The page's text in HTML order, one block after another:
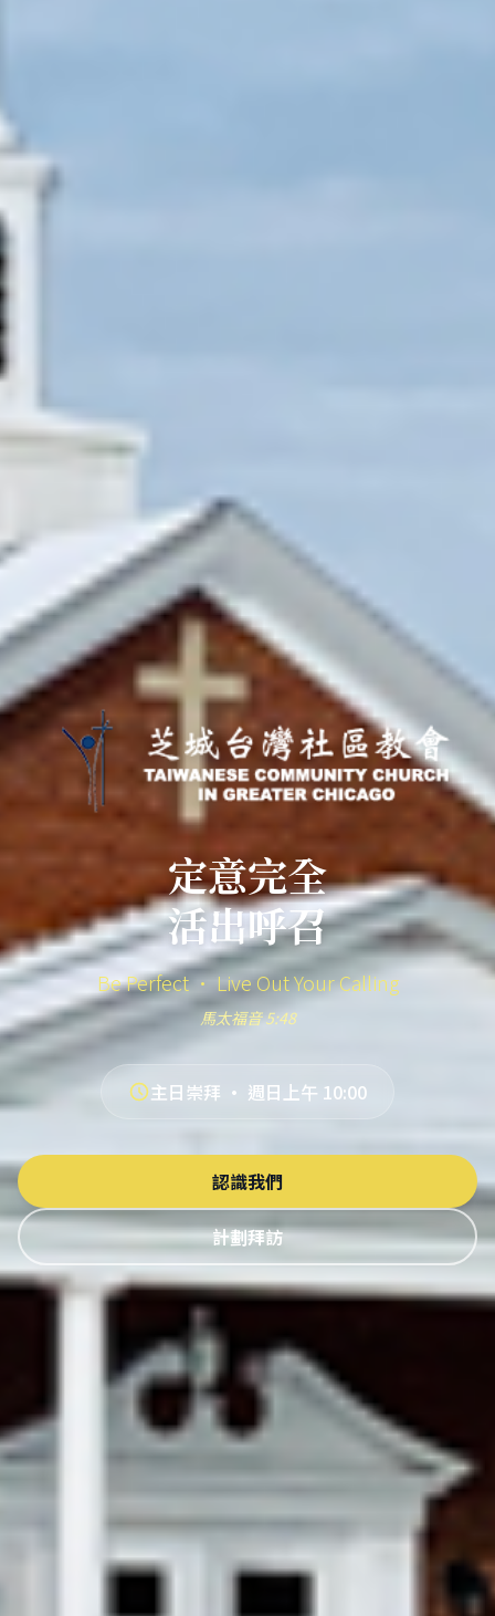
定意完全
活出呼召
Be Perfect · Live Out Your Calling
馬太福音 5:48
主日崇拜 · 週日上午 10:00
認識我們
計劃拜訪